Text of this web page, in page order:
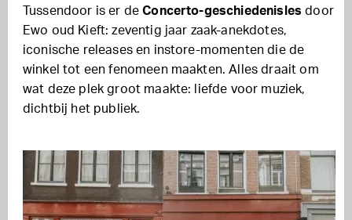
Tussendoor is er deConcerto-geschiedenisles door
Ewo oud Kieft: zeventig jaar zaak-anekdotes,
iconische releases en instore-momenten die de
winkel tot een fenomeen maakten. Alles draait om
wat deze plek groot maakte: liefde voor muziek,
dichtbij het publiek.